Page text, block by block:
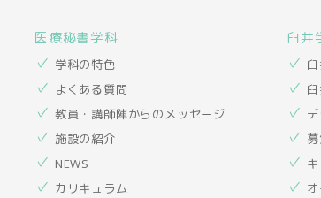
医療秘書学科
学科の特色
よくある質問
教員・講師陣からのメッセージ
施設の紹介
NEWS
カリキュラム
臼井